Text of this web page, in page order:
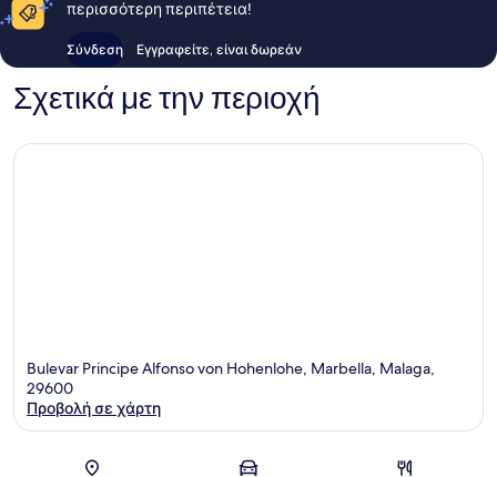
περισσότερη περιπέτεια!
Σύνδεση Εγγραφείτε, είναι δωρεάν
Σχετικά με την περιοχή
Bulevar Principe Alfonso von Hohenlohe, Marbella, Malaga,
29600
Προβολή σε χάρτη